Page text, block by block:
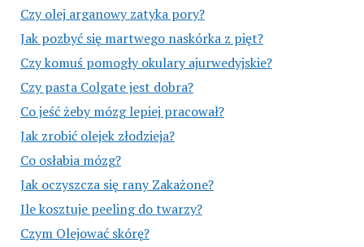
Czy olej arganowy zatyka pory?
Jak pozbyć się martwego naskórka z pięt?
Czy komuś pomogły okulary ajurwedyjskie?
Czy pasta Colgate jest dobra?
Co jeść żeby mózg lepiej pracował?
Jak zrobić olejek złodzieja?
Co osłabia mózg?
Jak oczyszcza się rany Zakażone?
Ile kosztuje peeling do twarzy?
Czym Olejować skórę?